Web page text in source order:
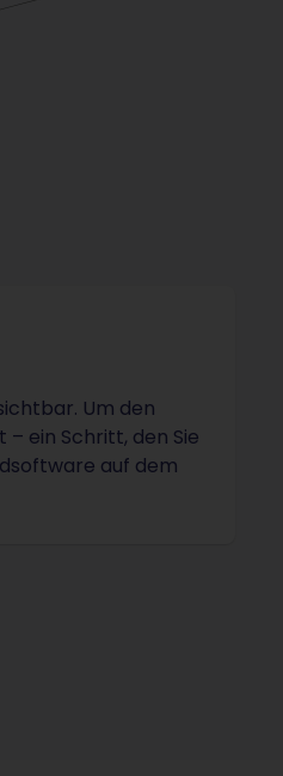
Um den
ein Schritt, den Sie
auf dem